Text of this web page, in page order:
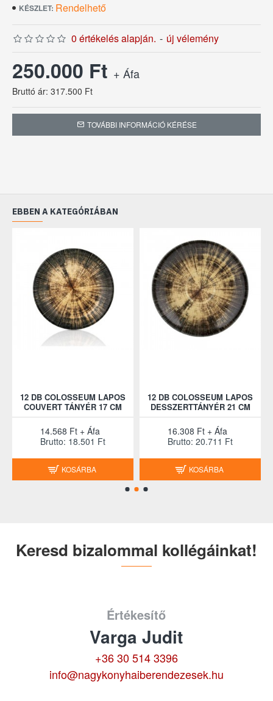
beépített kijelző és billentyűzet gyors, egyszerű kezelést tesz
lehetővé, így ideális napi intenzív használatra is.
Főbb jellemzők:
Masszív, ipari kivitel
Könnyen kezelhető billentyűzet
Jól látható kijelző
Kereskedelmi és üzemi használatra alkalmas
KÉSZLET: Rendelhető
0 értékelés alapján. - új vélemény
250.000 Ft + Áfa
Bruttó ár: 317.500 Ft
TOVÁBBI INFORMÁCIÓ KÉRÉSE
EBBEN A KATEGÓRIÁBAN
12 DB COLOSSEUM LAPOS
COUVERT TÁNYÉR 17 CM
14.568 Ft + Áfa
Brutto: 18.501 Ft
KOSÁRBA
12 DB COLOSSEUM LAPOS
DESSZERTTÁNYÉR 21 CM
16.308 Ft + Áfa
Brutto: 20.711 Ft
KOSÁRBA
Keresd bizalommal kollégáinkat!
Értékesítő
Varga Judit
+36 30 514 3396
info@nagykonyhaiberendezesek.hu